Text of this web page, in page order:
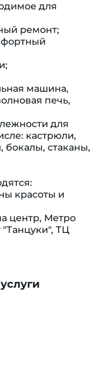
для
ремонт;
машина,
печь,
для
кастрюли,
бокалы, стаканы,
красоты и
центр, Метро
"Танцуки", ТЦ